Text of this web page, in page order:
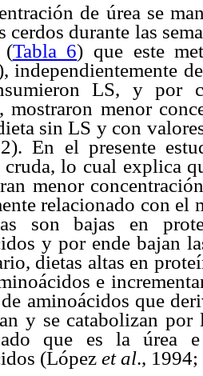
de úrea se
cerdos durante las
(Tabla 6) que este
independientemente
LS, y por
mostraron menor
sin LS y con
En el presente
lo cual explica
menor
relacionado con el
son bajas en
y por ende bajan
dietas altas en
e
de aminoácidos que
y se catabolizan
que es la úrea
(López et al.,